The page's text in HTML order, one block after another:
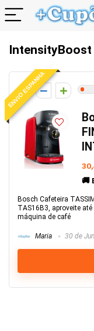
IntensityBoost
ENVIO ESPANHA
1
🚚
Bosch Cafeteira
TAS16B3, aproveite
máquina de café
Maria 30 de